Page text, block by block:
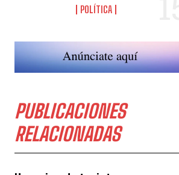
POLÍTICA
PUBLICACIONES
RELACIONADAS